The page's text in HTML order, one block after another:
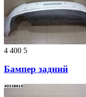
4 400 5
Бампер задний